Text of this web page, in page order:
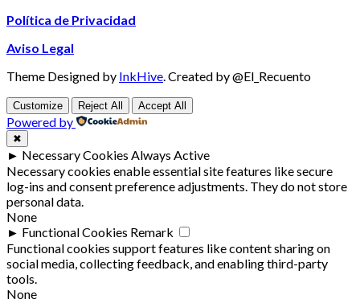
Política de Privacidad
Aviso Legal
Theme Designed by InkHive Created by @El_Recuento
Customize Reject All Accept All
Powered by
✖
► Necessary Cookies Always Active
Necessary cookies enable essential site features like secure
log-ins and consent preference adjustments. They do not store
personal data.
None
► Functional Cookies Remark
Functional cookies support features like content sharing on
social media, collecting feedback, and enabling third-party
tools.
None